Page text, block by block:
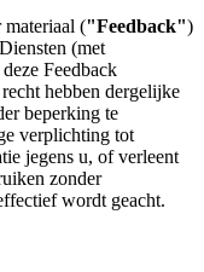
materiaal ("Feedback")
(met
Feedback
hebben dergelijke
beperking te
verplichting tot
jegens u, of verleent
zonder
wordt geacht.